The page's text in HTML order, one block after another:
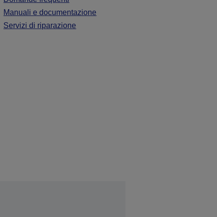
Manuali e documentazione
Servizi di riparazione